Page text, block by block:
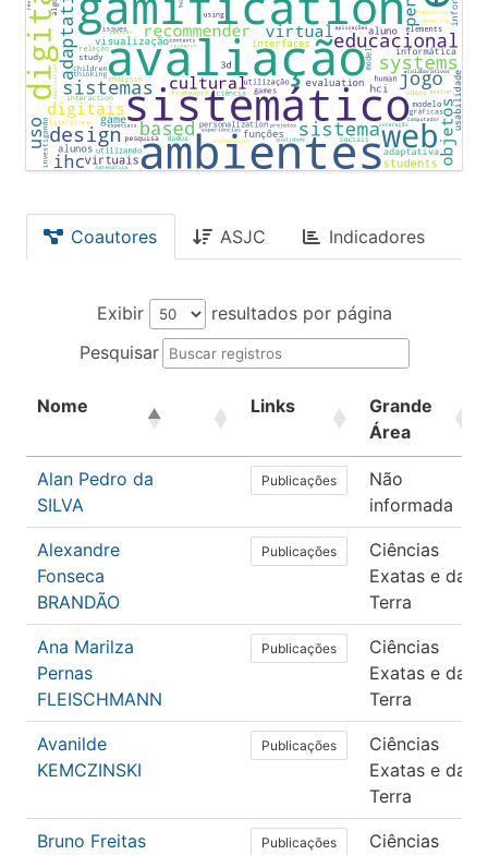
Coautores ASJC Indicadores
Exibir
resultados por página
Pesquisar
Nome Links
Grande
Área
Alan Pedro da
SILVA
Publicações
Não
informada
Alexandre
Fonseca
BRANDÃO
Publicações
Ciências
Exatas e da
Terra
Ana Marilza
Pernas
FLEISCHMANN
Publicações
Ciências
Exatas e da
Terra
Avanilde
KEMCZINSKI
Publicações
Ciências
Exatas e da
Terra
Bruno Freitas
Publicações
Ciências